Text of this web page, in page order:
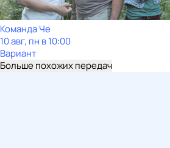
Команда Че
10 авг, пн в 10:00
Вариант
Больше похожих передач